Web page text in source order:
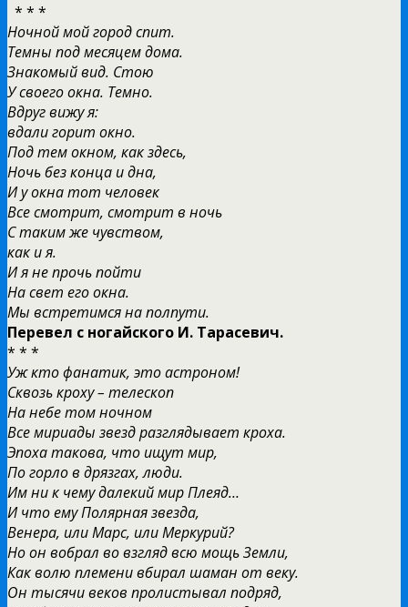
* * *
Ночной мой город спит.
Темны под месяцем дома.
Знакомый вид. Стою
У своего окна. Темно.
Вдруг вижу я:
вдали горит окно.
Под тем окном, как здесь,
Ночь без конца и дна,
И у окна тот человек
Все смотрит, смотрит в ночь
С таким же чувством,
как и я.
И я не прочь пойти
На свет его окна.
Мы встретимся на полпути.
Перевел с ногайского И. Тарасевич.
* * *
Уж кто фанатик, это астроном!
Сквозь кроху – телескоп
На небе том ночном
Все мириады звезд разглядывает кроха.
Эпоха такова, что ищут мир,
По горло в дрязгах, люди.
Им ни к чему далекий мир Плеяд…
И что ему Полярная звезда,
Венера, или Марс, или Меркурий?
Но он вобрал во взгляд всю мощь Земли,
Как волю племени вбирал шаман от веку.
Он тысячи веков пролистывал подряд,